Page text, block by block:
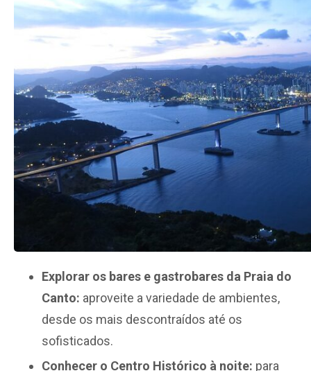
Explorar os bares e gastrobares da Praia do
Canto: aproveite a variedade de ambientes,
desde os mais descontraídos até os
sofisticados.
Conhecer o Centro Histórico à noite: para